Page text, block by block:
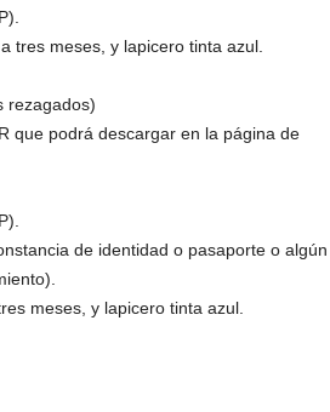
tres meses, y lapicero tinta azul.
rezagados)
que podrá descargar en la página de
de identidad o pasaporte o algún
meses, y lapicero tinta azul.